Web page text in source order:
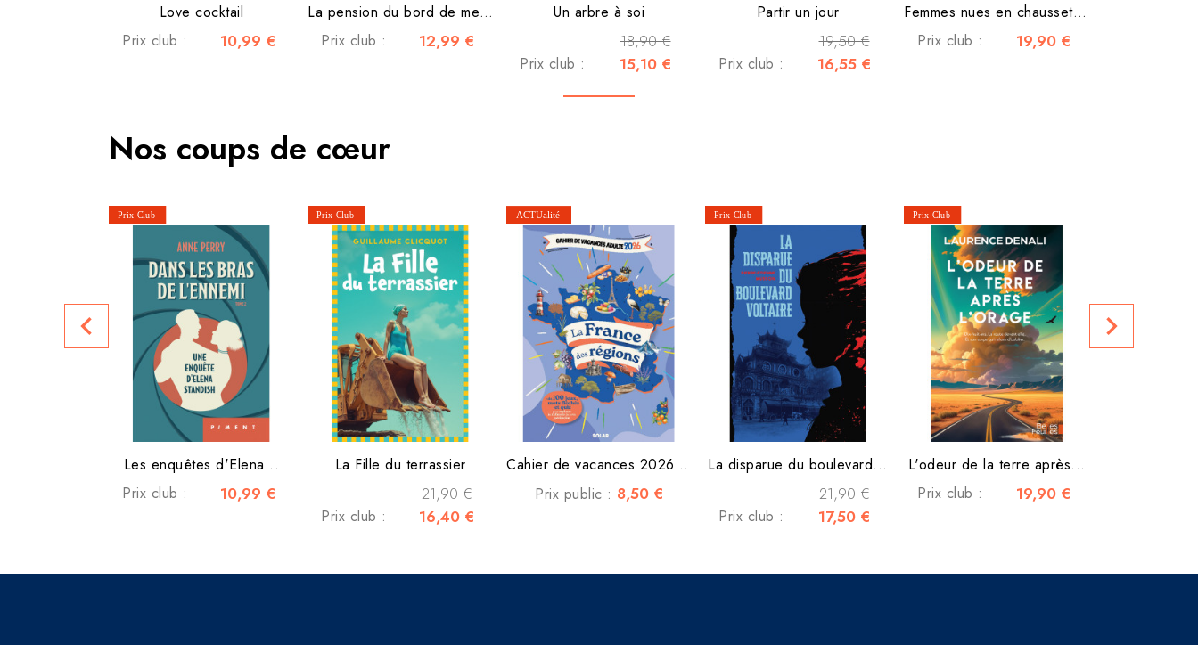
Love cocktail
Prix club :
10,99 €
La pension du bord de mer -...
Prix club :
12,99 €
Un arbre à soi
18,90 €
Prix club : 15,10 €
Partir un jour
19,50 €
Prix club : 16,55 €
Femmes nues en chaussettes
Prix club :
19,90 €
Nos coups de cœur
Les enquêtes d'Elena...
Prix club :
10,99 €
La Fille du terrassier
21,90 €
Prix club : 16,40 €
Cahier de vacances 2026 La...
Prix public : 8,50 €
La disparue du boulevard...
21,90 €
Prix club : 17,50 €
L'odeur de la terre après...
Prix club :
19,90 €
Prix club :
navigate_before navigate_next